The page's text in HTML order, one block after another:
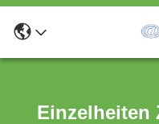
Einzelheiten